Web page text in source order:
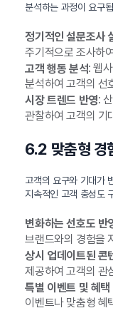
분석하는 과정이 요구
정기적인 설문조사
주기적으로 조사하
고객 행동 분석: 웹
분석하여 고객의 선
시장 트렌드 반영:
관찰하여 고객의 기
6.2 맞춤형 경
고객의 요구와 기대가
지속적인 고객 충성도
변화하는 선호도 반
브랜드와의 경험을
상시 업데이트된 콘
제공하여 고객의 관
특별 이벤트 및 혜택
이벤트나 맞춤형 혜